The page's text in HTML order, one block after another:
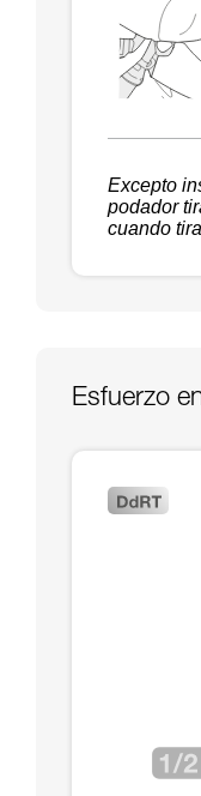
Excepto
podador
cuando
Esfuerzo